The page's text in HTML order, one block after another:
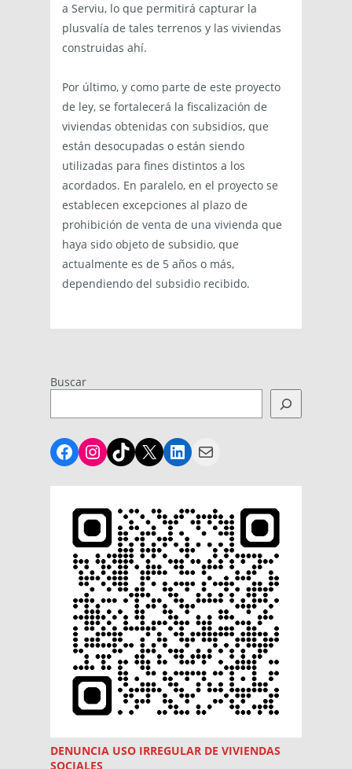
a Serviu, lo que permitirá capturar la
plusvalía de tales terrenos y las viviendas
construidas ahí.
Por último, y como parte de este proyecto
de ley, se fortalecerá la fiscalización de
viviendas obtenidas con subsidios, que
están desocupadas o están siendo
utilizadas para fines distintos a los
acordados. En paralelo, en el proyecto se
establecen excepciones al plazo de
prohibición de venta de una vivienda que
haya sido objeto de subsidio, que
actualmente es de 5 años o más,
dependiendo del subsidio recibido.
Buscar
Facebook
Instagram
TikTok
X LinkedIn
Mail
DENUNCIA USO IRREGULAR DE VIVIENDAS
SOCIALES